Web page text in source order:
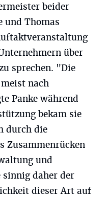
beider
und Thomas
über
sprechen. "Die
nach
Panke während
bekam sie
durch die
Zusammenrücken
und
daher der
dieser Art auf